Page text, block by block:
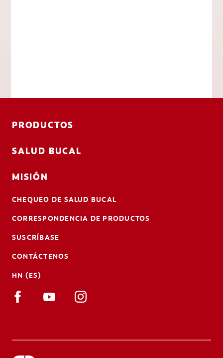
PRODUCTOS
SALUD BUCAL
MISIÓN
CHEQUEO DE SALUD BUCAL
CORRESPONDENCIA DE PRODUCTOS
SUSCRÍBASE
CONTÁCTENOS
HN (ES)